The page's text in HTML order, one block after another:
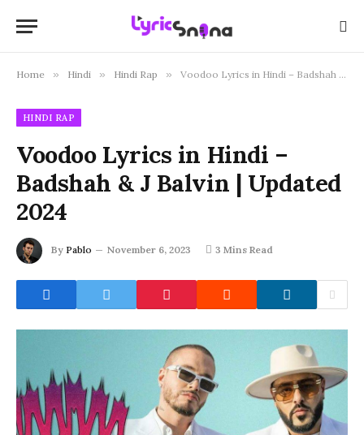
Home » Hindi » Hindi Rap » Voodoo Lyrics in Hindi – Badshah & J Balvin | Updated 2024
HINDI RAP
Voodoo Lyrics in Hindi –
Badshah & J Balvin | Updated
2024
By Pablo November 6, 2023 3 Mins Read